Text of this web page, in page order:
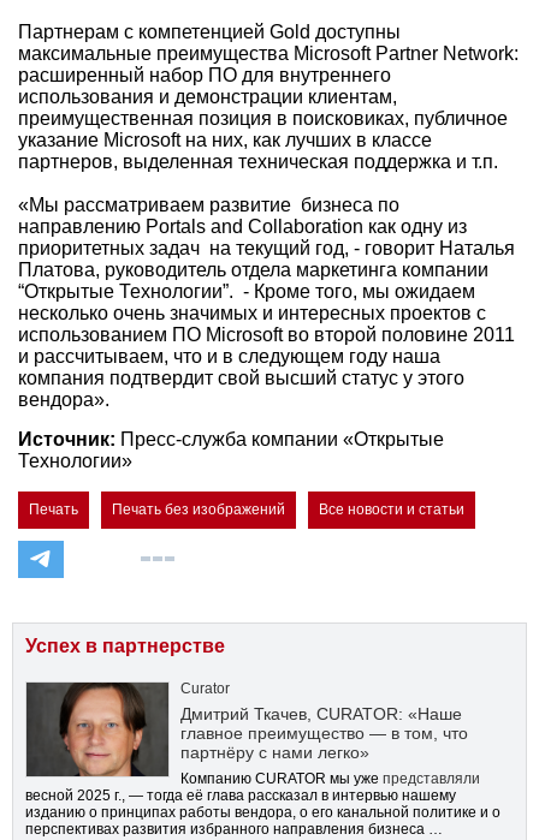
Партнерам с компетенцией Gold доступны
максимальные преимущества Microsoft Partner Network:
расширенный набор ПО для внутреннего
использования и демонстрации клиентам,
преимущественная позиция в поисковиках, публичное
указание Microsoft на них, как лучших в классе
партнеров, выделенная техническая поддержка и т.п.
«Мы рассматриваем развитие бизнеса по
направлению Portals and Collaboration как одну из
приоритетных задач на текущий год, - говорит Наталья
Платова, руководитель отдела маркетинга компании
“Открытые Технологии”. - Кроме того, мы ожидаем
несколько очень значимых и интересных проектов с
использованием ПО Microsoft во второй половине 2011
и рассчитываем, что и в следующем году наша
компания подтвердит свой высший статус у этого
вендора».
Источник: Пресс-служба компании «Открытые
Технологии»
Печать Печать без изображений Все новости и статьи
Успех в партнерстве
Curator
Дмитрий Ткачев, CURATOR: «Наше
главное преимущество — в том, что
партнёру с нами легко»
Компанию CURATOR мы уже представляли
весной 2025 г., — тогда её глава рассказал в интервью нашему
изданию о принципах работы вендора, о его канальной политике и о
перспективах развития избранного направления бизнеса …